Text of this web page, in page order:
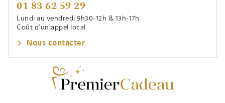
01 83 62 59 29
Lundi au vendredi 9h30-12h & 13h-17h
Coût d’un appel local
Nous contacter